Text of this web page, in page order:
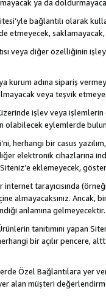
ya da
bağlantılı olarak
etmeyecek,
veya diğer özelliğinin
kurum adına sipariş
veya teşvik
işlev veya
olabilecek eylemlerde
herhangi bir casus
elektronik
eklemeyecek,
tarayıcısında
almayacaksınız. Ancak,
anlamına gelmeyecektir.
tanıtımını yapan
bir açılır pencere,
Özel Bağlantılara yer
alan müşteri